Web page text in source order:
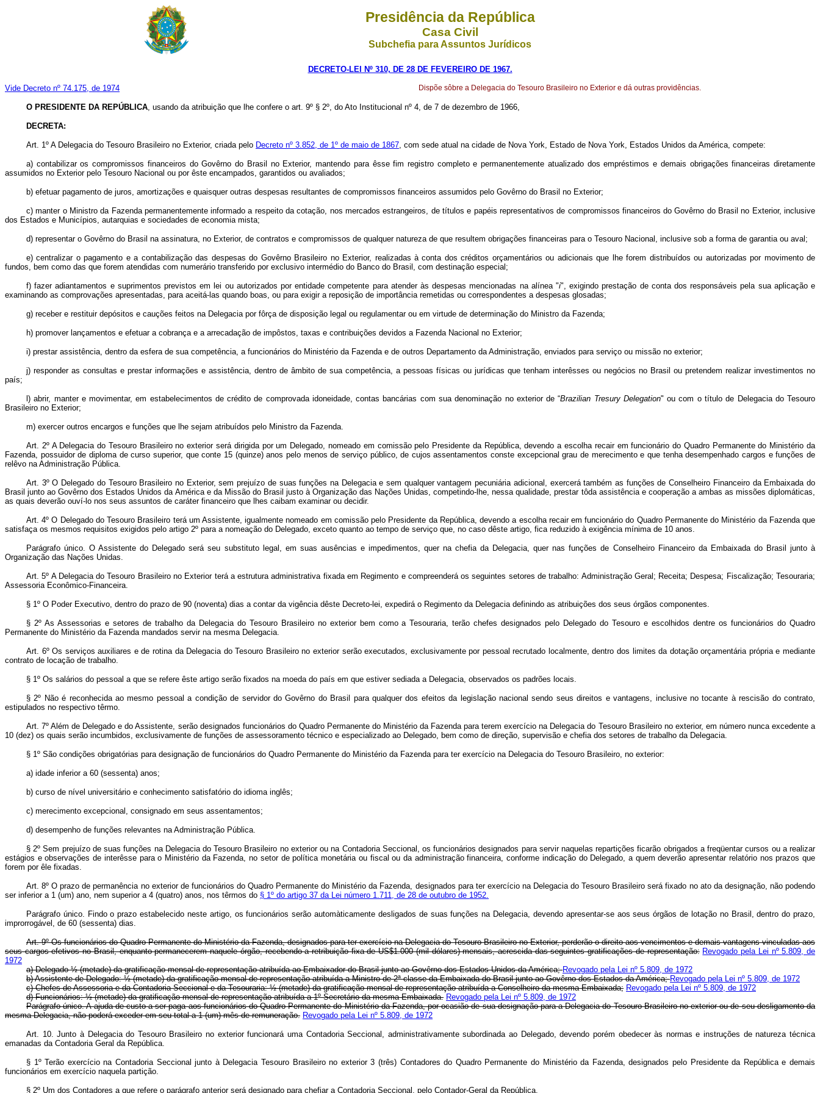
Presidência da República
Casa Civil
Subchefia para Assuntos Jurídicos
DECRETO-LEI Nº 310, DE 28 DE FEVEREIRO DE 1967.
Vide Decreto nº 74.175, de 1974 Dispõe sôbre a Delegacia do Tesouro Brasileiro no Exterior e dá outras providências.
O PRESIDENTE DA REPÚBLICA, usando da atribuição que lhe confere o art. 9º § 2º, do Ato Institucional nº 4, de 7 de dezembro de 1966,
DECRETA:
Art. 1º A Delegacia do Tesouro Brasileiro no Exterior, criada pelo Decreto nº 3.852, de 1º de maio de 1867, com sede atual na cidade de Nova York, Estado de Nova York, Estados Unidos da América, compete:
a) contabilizar os compromissos financeiros do Govêrno do Brasil no Exterior, mantendo para êsse fim registro completo e permanentemente atualizado dos empréstimos e demais obrigações financeiras diretamente
assumidos no Exterior pelo Tesouro Nacional ou por êste encampados, garantidos ou avaliados;
b) efetuar pagamento de juros, amortizações e quaisquer outras despesas resultantes de compromissos financeiros assumidos pelo Govêrno do Brasil no Exterior;
c) manter o Ministro da Fazenda permanentemente informado a respeito da cotação, nos mercados estrangeiros, de títulos e papéis representativos de compromissos financeiros do Govêrno do Brasil no Exterior, inclusive
dos Estados e Municípios, autarquias e sociedades de economia mista;
d) representar o Govêrno do Brasil na assinatura, no Exterior, de contratos e compromissos de qualquer natureza de que resultem obrigações financeiras para o Tesouro Nacional, inclusive sob a forma de garantia ou aval;
e) centralizar o pagamento e a contabilização das despesas do Govêrno Brasileiro no Exterior, realizadas à conta dos créditos orçamentários ou adicionais que lhe forem distribuídos ou autorizadas por movimento de
fundos, bem como das que forem atendidas com numerário transferido por exclusivo intermédio do Banco do Brasil, com destinação especial;
f) fazer adiantamentos e suprimentos previstos em lei ou autorizados por entidade competente para atender às despesas mencionadas na alínea "i", exigindo prestação de conta dos responsáveis pela sua aplicação e
examinando as comprovações apresentadas, para aceitá-las quando boas, ou para exigir a reposição de importância remetidas ou correspondentes a despesas glosadas;
g) receber e restituir depósitos e cauções feitos na Delegacia por fôrça de disposição legal ou regulamentar ou em virtude de determinação do Ministro da Fazenda;
h) promover lançamentos e efetuar a cobrança e a arrecadação de impôstos, taxas e contribuições devidos a Fazenda Nacional no Exterior;
i) prestar assistência, dentro da esfera de sua competência, a funcionários do Ministério da Fazenda e de outros Departamento da Administração, enviados para serviço ou missão no exterior;
j) responder as consultas e prestar informações e assistência, dentro de âmbito de sua competência, a pessoas físicas ou jurídicas que tenham interêsses ou negócios no Brasil ou pretendem realizar investimentos no
país;
l) abrir, manter e movimentar, em estabelecimentos de crédito de comprovada idoneidade, contas bancárias com sua denominação no exterior de “Brazilian Tresury Delegation" ou com o título de Delegacia do Tesouro
Brasileiro no Exterior;
m) exercer outros encargos e funções que lhe sejam atribuídos pelo Ministro da Fazenda.
Art. 2º A Delegacia do Tesouro Brasileiro no exterior será dirigida por um Delegado, nomeado em comissão pelo Presidente da República, devendo a escolha recair em funcionário do Quadro Permanente do Ministério da
Fazenda, possuidor de diploma de curso superior, que conte 15 (quinze) anos pelo menos de serviço público, de cujos assentamentos conste excepcional grau de merecimento e que tenha desempenhado cargos e funções de
relêvo na Administração Pública.
Art. 3º O Delegado do Tesouro Brasileiro no Exterior, sem prejuízo de suas funções na Delegacia e sem qualquer vantagem pecuniária adicional, exercerá também as funções de Conselheiro Financeiro da Embaixada do
Brasil junto ao Govêrno dos Estados Unidos da América e da Missão do Brasil justo à Organização das Nações Unidas, competindo-lhe, nessa qualidade, prestar tôda assistência e cooperação a ambas as missões diplomáticas,
as quais deverão ouví-lo nos seus assuntos de caráter financeiro que lhes caibam examinar ou decidir.
Art. 4º O Delegado do Tesouro Brasileiro terá um Assistente, igualmente nomeado em comissão pelo Presidente da República, devendo a escolha recair em funcionário do Quadro Permanente do Ministério da Fazenda que
satisfaça os mesmos requisitos exigidos pelo artigo 2º para a nomeação do Delegado, exceto quanto ao tempo de serviço que, no caso dêste artigo, fica reduzido à exigência mínima de 10 anos.
Parágrafo único. O Assistente do Delegado será seu substituto legal, em suas ausências e impedimentos, quer na chefia da Delegacia, quer nas funções de Conselheiro Financeiro da Embaixada do Brasil junto à
Organização das Nações Unidas.
Art. 5º A Delegacia do Tesouro Brasileiro no Exterior terá a estrutura administrativa fixada em Regimento e compreenderá os seguintes setores de trabalho: Administração Geral; Receita; Despesa; Fiscalização; Tesouraria;
Assessoria Econômico-Financeira.
§ 1º O Poder Executivo, dentro do prazo de 90 (noventa) dias a contar da vigência dêste Decreto-lei, expedirá o Regimento da Delegacia definindo as atribuições dos seus órgãos componentes.
§ 2º As Assessorias e setores de trabalho da Delegacia do Tesouro Brasileiro no exterior bem como a Tesouraria, terão chefes designados pelo Delegado do Tesouro e escolhidos dentre os funcionários do Quadro
Permanente do Ministério da Fazenda mandados servir na mesma Delegacia.
Art. 6º Os serviços auxiliares e de rotina da Delegacia do Tesouro Brasileiro no exterior serão executados, exclusivamente por pessoal recrutado localmente, dentro dos limites da dotação orçamentária própria e mediante
contrato de locação de trabalho.
§ 1º Os salários do pessoal a que se refere êste artigo serão fixados na moeda do país em que estiver sediada a Delegacia, observados os padrões locais.
§ 2º Não é reconhecida ao mesmo pessoal a condição de servidor do Govêrno do Brasil para qualquer dos efeitos da legislação nacional sendo seus direitos e vantagens, inclusive no tocante à rescisão do contrato,
estipulados no respectivo têrmo.
Art. 7º Além de Delegado e do Assistente, serão designados funcionários do Quadro Permanente do Ministério da Fazenda para terem exercício na Delegacia do Tesouro Brasileiro no exterior, em número nunca excedente a
10 (dez) os quais serão incumbidos, exclusivamente de funções de assessoramento técnico e especializado ao Delegado, bem como de direção, supervisão e chefia dos setores de trabalho da Delegacia.
§ 1º São condições obrigatórias para designação de funcionários do Quadro Permanente do Ministério da Fazenda para ter exercício na Delegacia do Tesouro Brasileiro, no exterior:
a) idade inferior a 60 (sessenta) anos;
b) curso de nível universitário e conhecimento satisfatório do idioma inglês;
c) merecimento excepcional, consignado em seus assentamentos;
d) desempenho de funções relevantes na Administração Pública.
§ 2º Sem prejuízo de suas funções na Delegacia do Tesouro Brasileiro no exterior ou na Contadoria Seccional, os funcionários designados para servir naquelas repartições ficarão obrigados a freqüentar cursos ou a realizar
estágios e observações de interêsse para o Ministério da Fazenda, no setor de política monetária ou fiscal ou da administração financeira, conforme indicação do Delegado, a quem deverão apresentar relatório nos prazos que
forem por êle fixadas.
Art. 8º O prazo de permanência no exterior de funcionários do Quadro Permanente do Ministério da Fazenda, designados para ter exercício na Delegacia do Tesouro Brasileiro será fixado no ato da designação, não podendo
ser inferior a 1 (um) ano, nem superior a 4 (quatro) anos, nos têrmos do § 1º do artigo 37 da Lei número 1.711, de 28 de outubro de 1952.
Parágrafo único. Findo o prazo estabelecido neste artigo, os funcionários serão automàticamente desligados de suas funções na Delegacia, devendo apresentar-se aos seus órgãos de lotação no Brasil, dentro do prazo,
improrrogável, de 60 (sessenta) dias.
Art. 9º Os funcionários do Quadro Permanente do Ministério da Fazenda, designados para ter exercício na Delegacia do Tesouro Brasileiro no Exterior, perderão o direito aos vencimentos e demais vantagens vinculadas aos
seus cargos efetivos no Brasil, enquanto permanecerem naquele órgão, recebendo a retribuição fixa de US$1.000 (mil dólares) mensais, acrescida das seguintes gratificações de representação: Revogado pela Lei nº 5.809, de
1972
a) Delegado ½ (metade) dagratificação mensal de representação atribuídaao Embaixador do Brasil junto ao Govêrno dos Estados Unidos da América;Revogado pela Lei nº 5.809, de 1972
b) Assistente de Delegado: ½ (metade) da gratificação mensal de representação atribuída a Ministro de 2ª classe da Embaixada do Brasil junto ao Govêrno dos Estados da América;Revogado pela Lei nº 5.809, de 1972
c) Chefes de Assessoria e da Contadoria Seccional e da Tesouraria: ½ (metade) da gratificação mensal de representação atribuída a Conselheiro da mesma Embaixada; Revogado pela Lei nº 5.809, de 1972
d) Funcionários: ½ (metade) da gratificação mensal de representação atribuída a 1º Secretário da mesma Embaixada. Revogado pela Lei nº 5.809, de 1972
Parágrafo único. A ajuda de custo a ser paga aos funcionários do Quadro Permanente do Ministério da Fazenda, por ocasião de sua designação para a Delegacia do Tesouro Brasileiro no exterior ou de seu desligamento da
mesma Delegacia, não poderá exceder em seu total a 1 (um) mês de remuneração. Revogado pela Lei nº 5.809, de 1972
Art. 10. Junto à Delegacia do Tesouro Brasileiro no exterior funcionará uma Contadoria Seccional, administrativamente subordinada ao Delegado, devendo porém obedecer às normas e instruções de natureza técnica
emanadas da Contadoria Geral da República.
§ 1º Terão exercício na Contadoria Seccional junto à Delegacia Tesouro Brasileiro no exterior 3 (três) Contadores do Quadro Permanente do Ministério da Fazenda, designados pelo Presidente da República e demais
funcionários em exercício naquela partição.
§ 2º Um dos Contadores a que refere o parágrafo anterior será designado para chefiar a Contadoria Seccional, pelo Contador-Geral da República.